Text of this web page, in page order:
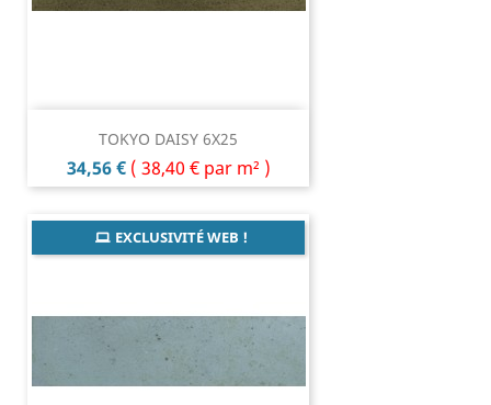
TOKYO DAISY 6X25
Prix
34,56 € ( 38,40 € par m² )
EXCLUSIVITÉ WEB !